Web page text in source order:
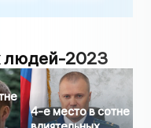
людей-2023
4-е место в сотне